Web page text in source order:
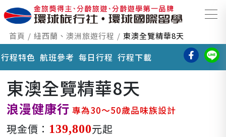
首頁 紐西蘭、澳洲旅遊行程 東澳全覽精華8天
行程特色 航班參考 每日行程 行程下載
東澳全覽精華8天
浪漫健康行 專為30〜50歲品味族設計
現金價： 139,800元起